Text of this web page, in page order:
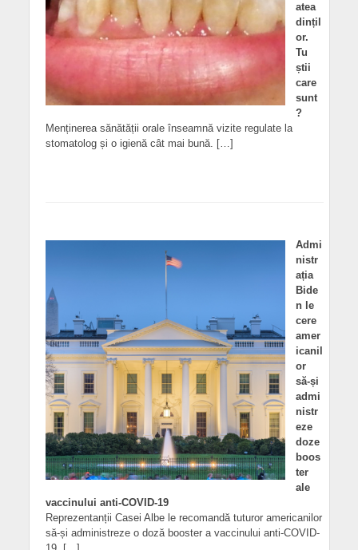
atea
dințil
or.
Tu
știi
care
sunt
?
Menținerea sănătății orale înseamnă vizite regulate la
stomatolog și o igienă cât mai bună. […]
Admi
nistr
ația
Bide
n le
cere
amer
icanil
or
să-și
admi
nistr
eze
doze
boos
ter
ale
vaccinului anti-COVID-19
Reprezentanții Casei Albe le recomandă tuturor americanilor
să-și administreze o doză booster a vaccinului anti-COVID-